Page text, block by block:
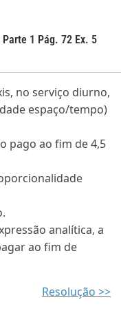
1 Pág. 72 Ex. 5
no serviço diurno,
espaço/tempo)
pago ao fim de 4,5
analítica, a
ao fim de
Resolução >>